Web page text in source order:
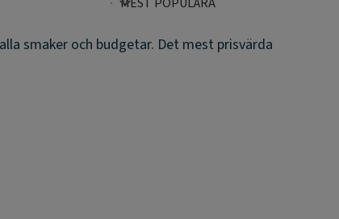
smaker och budgetar. Det mest prisvärda